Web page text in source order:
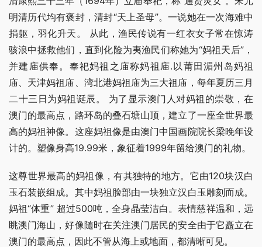
明清历代均有褒封，清封“天上圣母”。一说她在一次海难中
捐躯，羽化升天。 从此，渔民传说有一红衣女子常在惊涛
骇浪中拯救他们，直到化险为夷渔民们称她为“妈祖天后”，
并建庙供奉。奉祀妈祖之庙称妈祖庙.以莆田湄州岛妈祖
庙、天津妈祖庙、湾北港妈祖庙为三大祖庙，每年夏历三月
二十三日为妈祖诞辰。 为了显示澳门人对妈祖的崇敬，在
澳门的最高点，路环岛的叠石塘山顶，建立了一座全世界最
高的妈祖神像。这座妈祖像是由澳门中国画院院长梁晚年设
计的。塑像身高19.99米，象征着1999年留给澳门的礼物。
这尊世界最高的妈祖像，有其独特的地方。它由120块汉白
玉石装嵌组成。其中妈祖脸部由一块独立汉白玉雕刻而成。
妈祖“体重” 超过500吨，全身晶莹洁白。表情慈祥温和，远
眺澳门海山，好像随时在关注澳门居民的安全由于它矗立在
澳门的最高点，因此不管从海上或地面，都清晰可见。